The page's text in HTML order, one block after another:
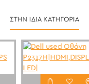
ΣΤΗΝ ΊΔΙΑ ΚΑΤΗΓΟΡΊΑ